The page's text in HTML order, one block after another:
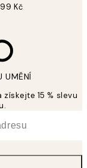
Kč
UMĚNÍ
15 % slevu